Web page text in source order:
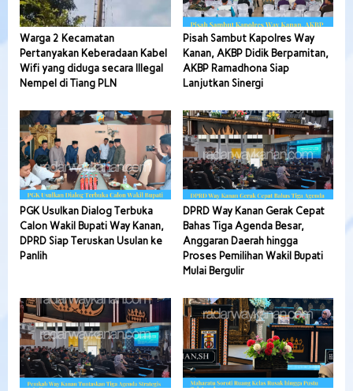
Warga 2 Kecamatan
Pertanyakan Keberadaan Kabel
Wifi yang diduga secara Illegal
Nempel di Tiang PLN
Pisah Sambut Kapolres Way
Kanan, AKBP Didik Berpamitan,
AKBP Ramadhona Siap
Lanjutkan Sinergi
PGK Usulkan Dialog Terbuka
Calon Wakil Bupati Way Kanan,
DPRD Siap Teruskan Usulan ke
Panlih
DPRD Way Kanan Gerak Cepat
Bahas Tiga Agenda Besar,
Anggaran Daerah hingga
Proses Pemilihan Wakil Bupati
Mulai Bergulir